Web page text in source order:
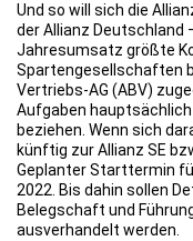
Und so will sich die
der Allianz Deutschland
Jahresumsatz größte
Spartengesellschaften
Vertriebs-AG (ABV)
Aufgaben
beziehen. Wenn sich
künftig zur Allianz SE
Geplanter Starttermin
2022. Bis dahin sollen
Belegschaft und
ausverhandelt werden.